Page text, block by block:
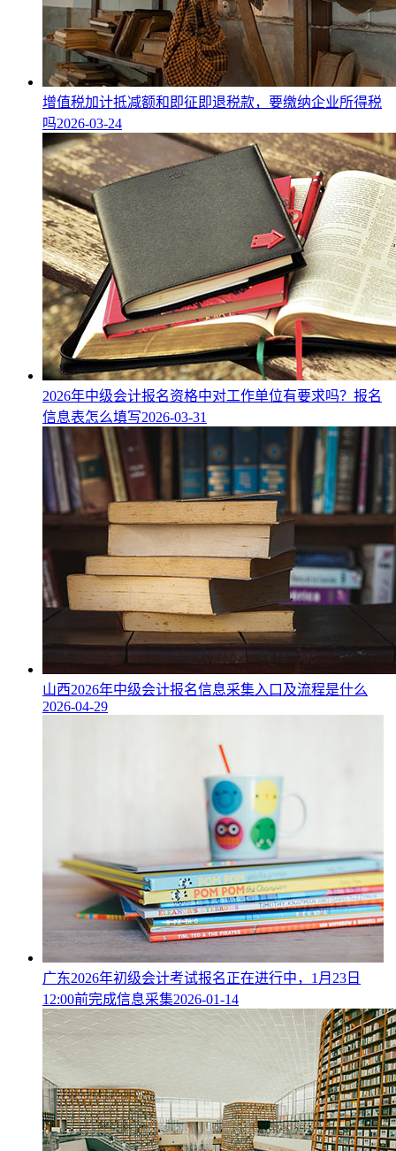
增值税加计抵减额和即征即退税款，要缴纳企业所得税
吗2026-03-24
2026年中级会计报名资格中对工作单位有要求吗？报名
信息表怎么填写2026-03-31
山西2026年中级会计报名信息采集入口及流程是什么
2026-04-29
广东2026年初级会计考试报名正在进行中，1月23日
12:00前完成信息采集2026-01-14